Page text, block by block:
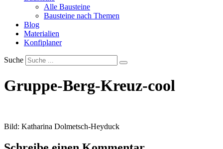
Alle Bausteine
Bausteine nach Themen
Blog
Materialien
Konfiplaner
Suche
Gruppe-Berg-Kreuz-cool
Bild: Katharina Dolmetsch-Heyduck